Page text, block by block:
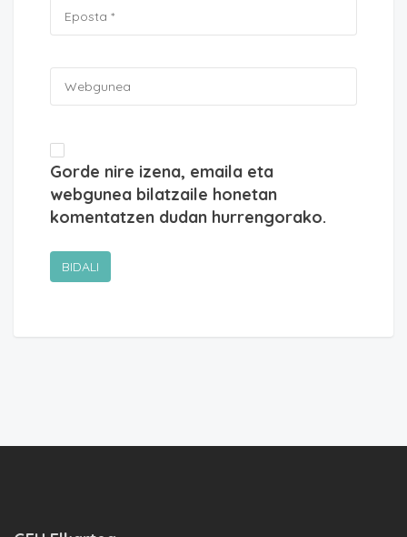
Gorde nire izena, emaila eta
webgunea bilatzaile honetan
komentatzen dudan hurrengorako.